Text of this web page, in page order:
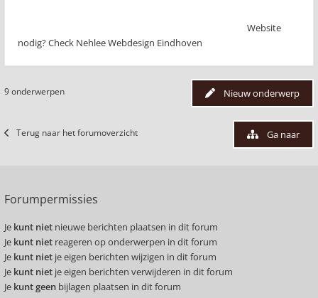
Website
nodig? Check Nehlee Webdesign Eindhoven
Nieuw onderwerp
9 onderwerpen
Terug naar het forumoverzicht Ga naar
Forumpermissies
Je kunt niet nieuwe berichten plaatsen in dit forum
Je kunt niet reageren op onderwerpen in dit forum
Je kunt niet je eigen berichten wijzigen in dit forum
Je kunt niet je eigen berichten verwijderen in dit forum
Je kunt geen bijlagen plaatsen in dit forum